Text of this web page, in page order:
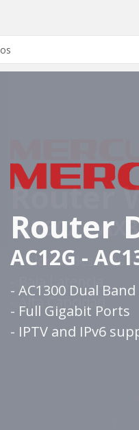
Router
AC12G -
- AC1300 Dual Band
- Full Gigabit Ports
- IPTV and IPv6